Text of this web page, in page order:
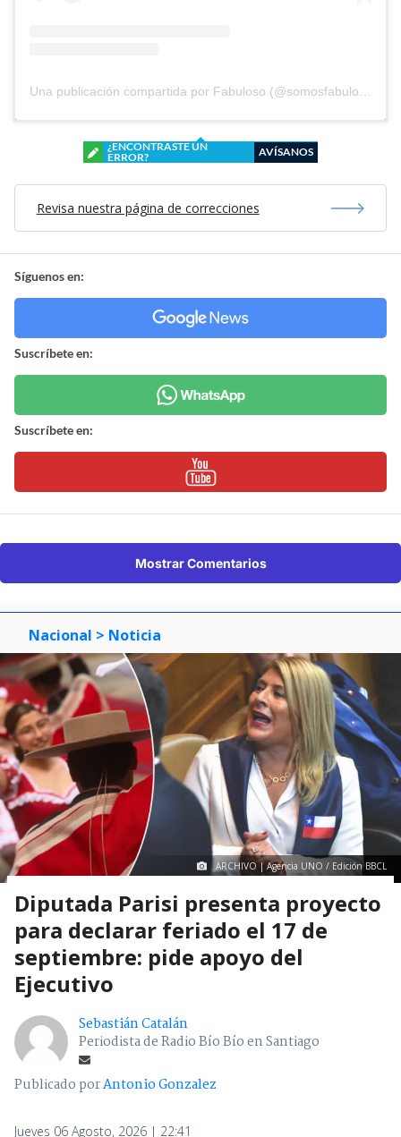
Una publicación compartida por Fabuloso (@somosfabuloso)
¿ENCONTRASTE UN
ERROR?
AVÍSANOS
Revisa nuestra página de correcciones
Síguenos en:
Suscríbete en:
Suscríbete en:
Mostrar Comentarios
Nacional > Noticia
ARCHIVO | Agencia UNO / Edición BBCL
Diputada Parisi presenta proyecto
para declarar feriado el 17 de
septiembre: pide apoyo del
Ejecutivo
Sebastián Catalán
Periodista de Radio Bío Bío en Santiago
Publicado porAntonio Gonzalez
Jueves 06 Agosto, 2026 | 22:41